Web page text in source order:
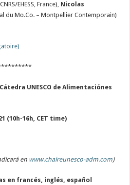
EHESS, France), Nicolas
du Mo.Co. – Montpellier Contemporain)
UNESCO de Alimentaciónes
(10h-16h, CET time)
en www.chaireunesco-adm.com)
en francés, inglés, español